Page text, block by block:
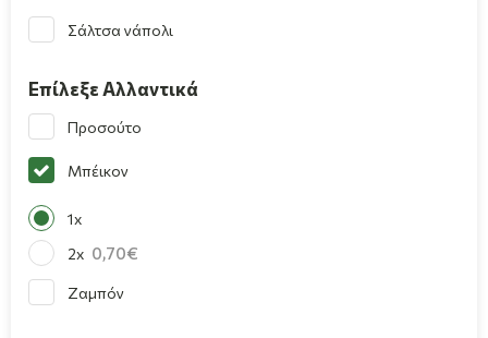
Σάλτσα νάπολι
Επίλεξε Αλλαντικά
Προσούτο
Μπέικον
1x
2x 0,70
Ζαμπόν